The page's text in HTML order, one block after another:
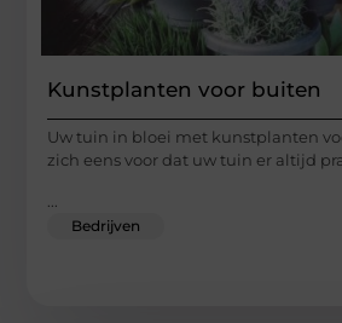
Kunstplanten voor buiten
Uw tuin in bloei met kunstplanten
zich eens voor dat uw tuin er altijd
Bedrijven